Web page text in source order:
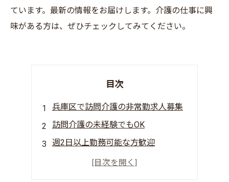
ています。最新の情報をお届けします。介護の仕事に興
味がある方は、ぜひチェックしてみてください。
目次
兵庫区で訪問介護の非常勤求人募集
訪問介護の未経験でもOK
週2日以上勤務可能な方歓迎
高齢者の方と一緒に生活を支えよう